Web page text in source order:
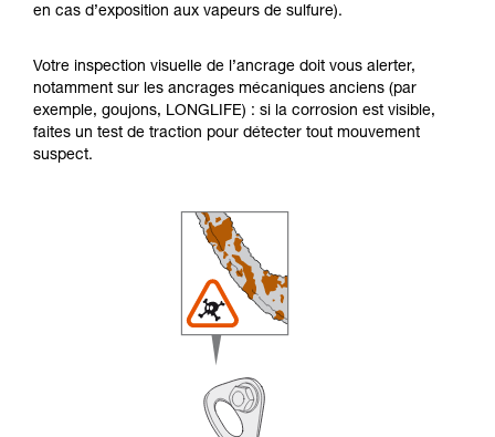
en cas d’exposition aux vapeurs de sulfure).
Votre inspection visuelle de l’ancrage doit vous alerter,
notamment sur les ancrages mécaniques anciens (par
exemple, goujons, LONGLIFE) : si la corrosion est visible,
faites un test de traction pour détecter tout mouvement
suspect.